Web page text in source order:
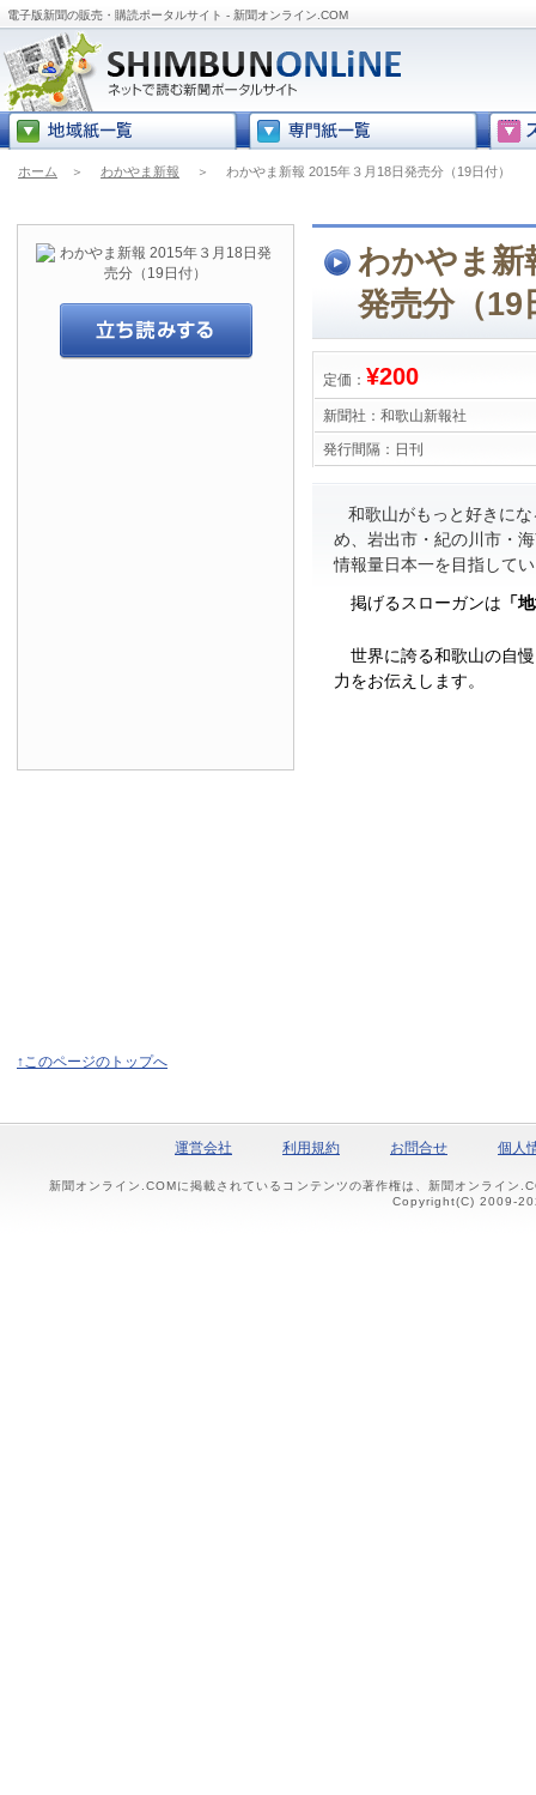
電子版新聞の販売・購読ポータルサイト - 新聞オンライン.COM
ホーム ＞ わかやま新報 ＞ わかやま新報 2015年３月18日発売分（19日付）
わかやま新
発売分（19
定価： ¥200
新聞社： 和歌山新報社
発行間隔： 日刊
和歌山がもっと好きに
め、岩出市・紀の川市・
情報量日本一を目指して
掲げるスローガンは 「
世界に誇る和歌山の自
力をお伝えします。
↑このページのトップへ
運営会社 利用規約 お問合せ 個人
新聞オンライン.COMに掲載されているコンテンツの著作権は、新聞オンライン
Copyright(C) 2009-